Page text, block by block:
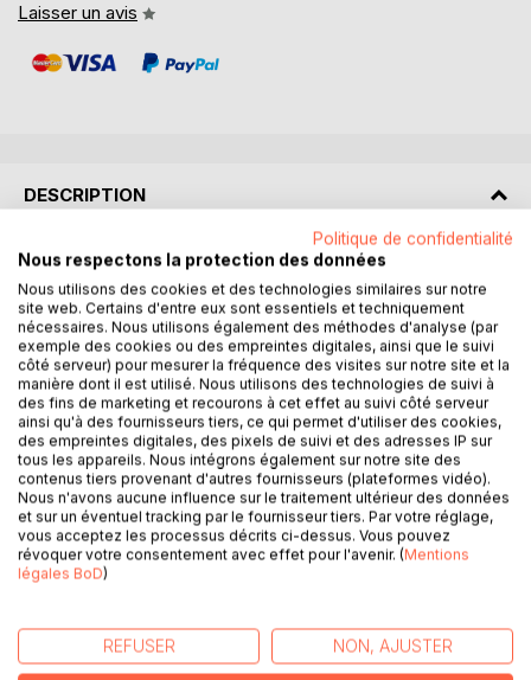
Laisser un avis
DESCRIPTION
Deux mondes parallèles : le monde des humains et celui où
vivent en paix les anges et les démons, appelé le royaume
commun. Source de toute l'énergie de ce royaume, le
germe des 11 plumes attisait la convoitise du démon
Apolyon qui, pour s'en emparer, souleva une rébellion afin
de tuer la reine. Voulant échapper à la rébellion, anges et
démons s'exilèrent dans le monde des humains, où ils
furent contraints de posséder certains de ces derniers
pour vivre, leur léguant ainsi leurs dons magiques. Ainsi, une
nouvelle espèce d'hommes est née : les Tsunai. Natsuki
est une de ces Tsunai, mais l'origine de ses dons semble
mystérieuse, et elle découvre vite qu'elle va devoir
retrouver le germe des 11 plumes disparues lors de la
rébellion afin de rétablir l'ordre au sein du royaume
la recherche du germe, et portent un intérêt particulier aux
dons de Natsuki...
Politique de confidentialité
Nous respectons la protection des données
Nous utilisons des cookies et des technologies similaires sur notre
site web. Certains d'entre eux sont essentiels et techniquement
nécessaires. Nous utilisons également des méthodes d'analyse (par
exemple des cookies ou des empreintes digitales, ainsi que le suivi
côté serveur) pour mesurer la fréquence des visites sur notre site et la
manière dont il est utilisé. Nous utilisons des technologies de suivi à
des fins de marketing et recourons à cet effet au suivi côté serveur
ainsi qu'à des fournisseurs tiers, ce qui permet d'utiliser des cookies,
des empreintes digitales, des pixels de suivi et des adresses IP sur
tous les appareils. Nous intégrons également sur notre site des
contenus tiers provenant d'autres fournisseurs (plateformes vidéo).
Nous n'avons aucune influence sur le traitement ultérieur des données
et sur un éventuel tracking par le fournisseur tiers. Par votre réglage,
vous acceptez les processus décrits ci-dessus. Vous pouvez
révoquer votre consentement avec effet pour l'avenir. (Mentions
légales BoD)
REFUSER NON, AJUSTER